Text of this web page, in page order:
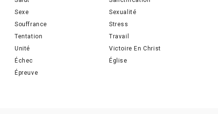
Sexe
Sexualité
Souffrance
Stress
Tentation
Travail
Unité
Victoire En Christ
Échec
Église
Épreuve